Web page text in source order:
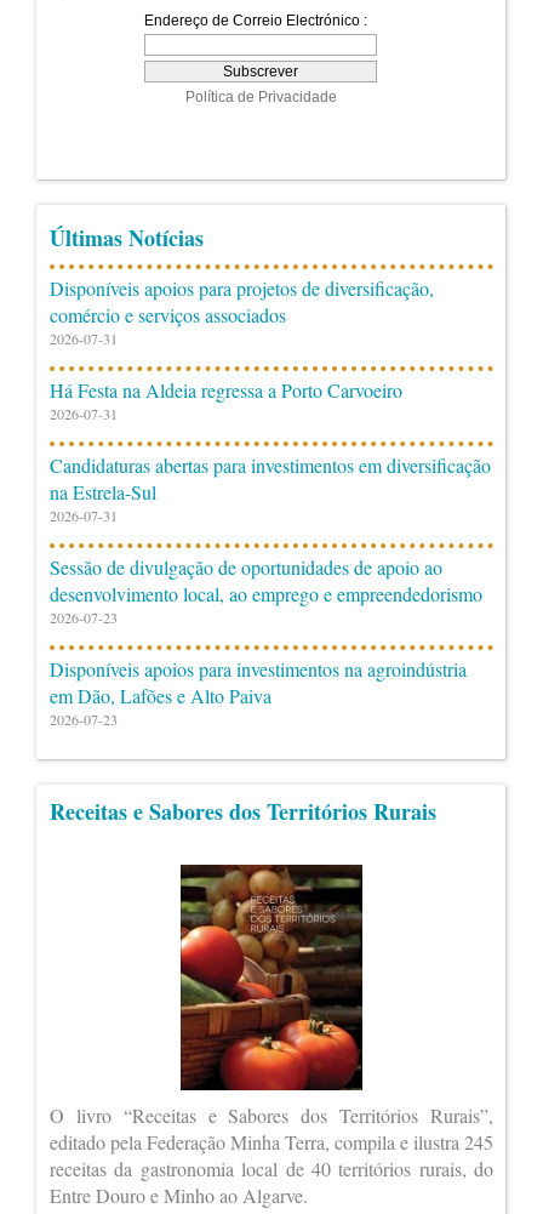
Últimas Notícias
Disponíveis apoios para projetos de diversificação,
comércio e serviços associados
2026-07-31
Há Festa na Aldeia regressa a Porto Carvoeiro
2026-07-31
Candidaturas abertas para investimentos em diversificação
na Estrela-Sul
2026-07-31
Sessão de divulgação de oportunidades de apoio ao
desenvolvimento local, ao emprego e empreendedorismo
2026-07-23
Disponíveis apoios para investimentos na agroindústria
em Dão, Lafões e Alto Paiva
2026-07-23
Receitas e Sabores dos Territórios Rurais
O livro “Receitas e Sabores dos Territórios Rurais”,
editado pela Federação Minha Terra, compila e ilustra 245
receitas da gastronomia local de 40 territórios rurais, do
Entre Douro e Minho ao Algarve.